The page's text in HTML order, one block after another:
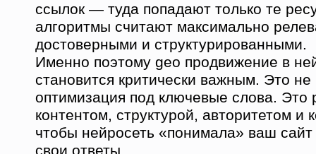
ссылок — туда попадают только те
алгоритмы считают максимально
достоверными и структурированными.
Именно поэтому geo продвижение в
становится критически важным. Это не
оптимизация под ключевые слова. Это
контентом, структурой, авторитетом и
чтобы нейросеть «понимала» ваш
свои ответы.